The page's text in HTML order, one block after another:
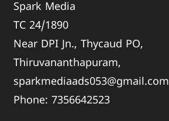
Spark Media
TC 24/1890
Near DPI Jn., Thycaud PO,
Thiruvananthapuram,
sparkmediaads053@gmail.com
Phone:7356642523